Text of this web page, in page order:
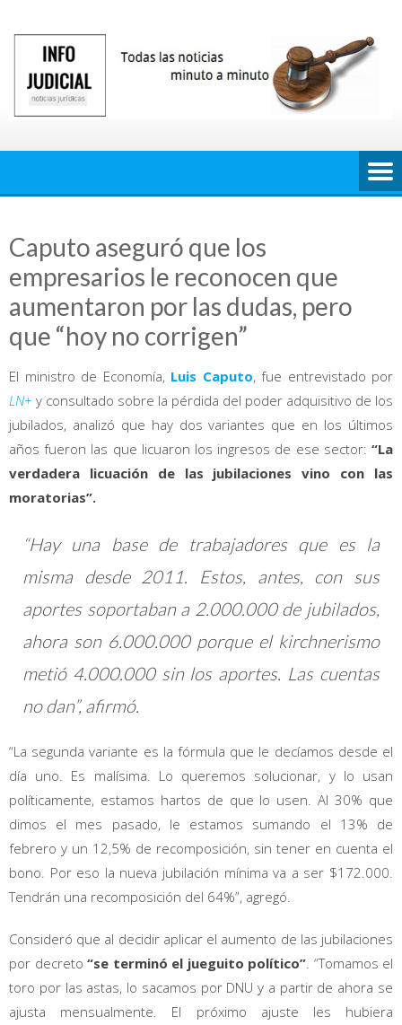
contenido
Caputo aseguró que los
empresarios le reconocen que
aumentaron por las dudas, pero
que “hoy no corrigen”
El ministro de Economía, Luis Caputo, fue entrevistado por
LN+ y consultado sobre la pérdida del poder adquisitivo de los
jubilados, analizó que hay dos variantes que en los últimos
años fueron las que licuaron los ingresos de ese sector: “La
verdadera licuación de las jubilaciones vino con las
moratorias”.
“Hay una base de trabajadores que es la
misma desde 2011. Estos, antes, con sus
aportes soportaban a 2.000.000 de jubilados,
ahora son 6.000.000 porque el kirchnerismo
metió 4.000.000 sin los aportes. Las cuentas
no dan”, afirmó.
“La segunda variante es la fórmula que le decíamos desde el
día uno. Es malísima. Lo queremos solucionar, y lo usan
políticamente, estamos hartos de que lo usen. Al 30% que
dimos el mes pasado, le estamos sumando el 13% de
febrero y un 12,5% de recomposición, sin tener en cuenta el
bono. Por eso la nueva jubilación mínima va a ser $172.000.
Tendrán una recomposición del 64%”, agregó.
Consideró que al decidir aplicar el aumento de las jubilaciones
por decreto “se terminó el jueguito político” . “Tomamos el
toro por las astas, lo sacamos por DNU y a partir de ahora se
ajusta mensualmente. El próximo ajuste les hubiera